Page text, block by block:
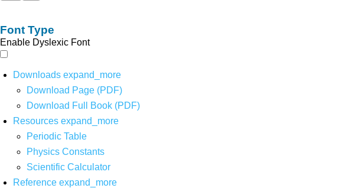
Font Type
Enable Dyslexic Font
Downloads expand_more
Download Page (PDF)
Download Full Book (PDF)
Resources expand_more
Periodic Table
Physics Constants
Scientific Calculator
Reference expand_more